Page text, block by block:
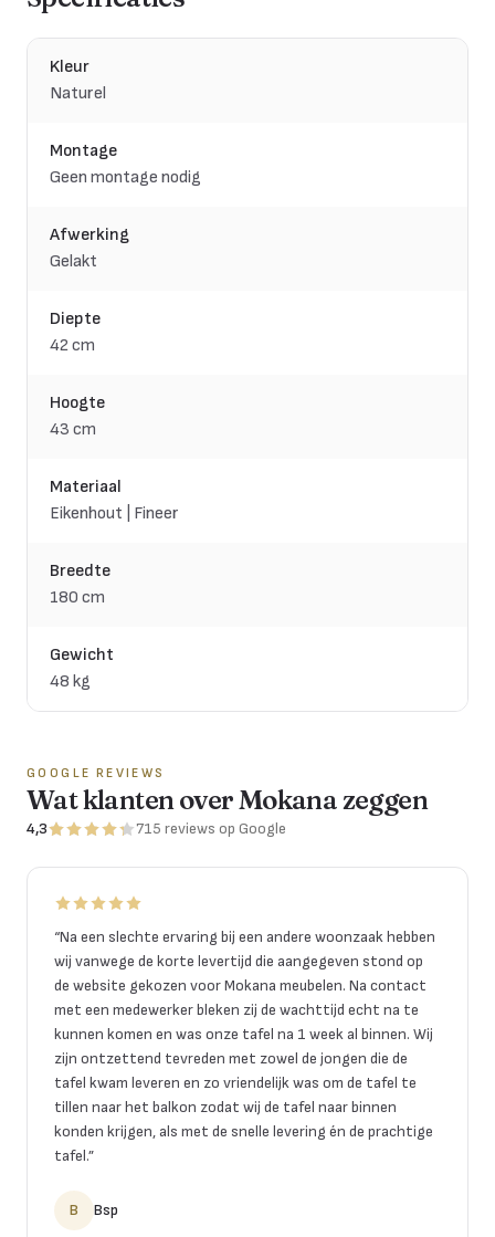
Kleur
Naturel
Montage
Geen montage nodig
Afwerking
Gelakt
Diepte
42 cm
Hoogte
43 cm
Materiaal
Eikenhout | Fineer
Breedte
180 cm
Gewicht
48 kg
GOOGLE REVIEWS
Wat klanten over Mokana zeggen
4,3 715 reviews op Google
“Na een slechte ervaring bij een andere woonzaak hebben
wij vanwege de korte levertijd die aangegeven stond op
de website gekozen voor Mokana meubelen. Na contact
met een medewerker bleken zij de wachttijd echt na te
kunnen komen en was onze tafel na 1 week al binnen. Wij
zijn ontzettend tevreden met zowel de jongen die de
tafel kwam leveren en zo vriendelijk was om de tafel te
tillen naar het balkon zodat wij de tafel naar binnen
konden krijgen, als met de snelle levering én de prachtige
tafel.”
B Bsp